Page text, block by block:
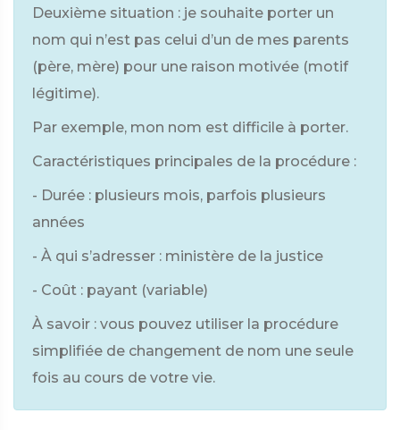
Deuxième situation : je souhaite porter un
nom qui n’est pas celui d’un de mes parents
(père, mère) pour une raison motivée (motif
légitime).
Par exemple, mon nom est difficile à porter.
Caractéristiques principales de la procédure :
- Durée : plusieurs mois, parfois plusieurs
années
- À qui s’adresser : ministère de la justice
- Coût : payant (variable)
À savoir : vous pouvez utiliser la procédure
simplifiée de changement de nom une seule
fois au cours de votre vie.